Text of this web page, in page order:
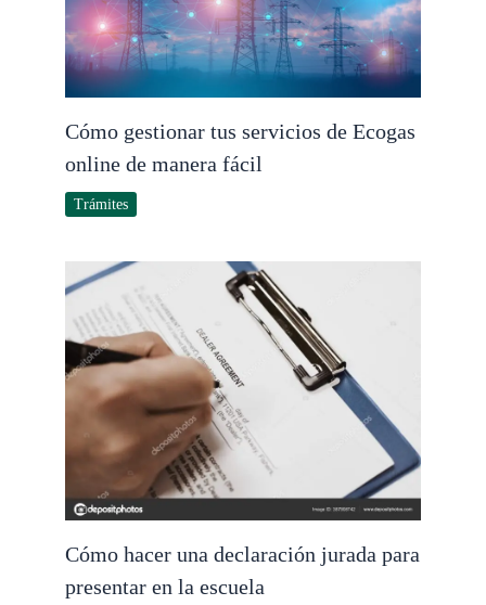
Cómo gestionar tus servicios de Ecogas
online de manera fácil
Trámites
Cómo hacer una declaración jurada para
presentar en la escuela